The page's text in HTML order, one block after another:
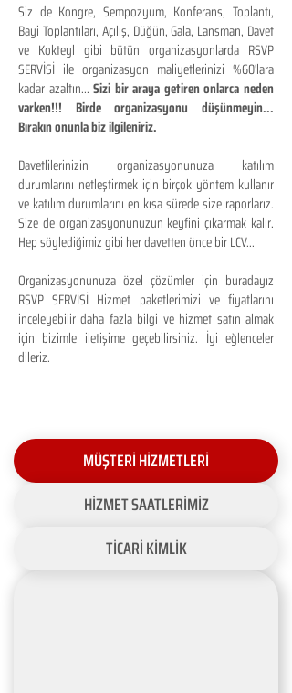
Siz de Kongre, Sempozyum, Konferans, Toplantı,
Bayi Toplantıları, Açılış, Düğün, Gala, Lansman, Davet
ve Kokteyl gibi bütün organizasyonlarda RSVP
SERVİSİ ile organizasyon maliyetlerinizi %60'lara
kadar azaltın...Sizi bir araya getiren onlarca neden
varken!!! Birde organizasyonu düşünmeyin...
Bırakın onunla biz ilgileniriz.
Davetlilerinizin organizasyonunuza katılım
durumlarını netleştirmek için birçok yöntem kullanır
ve katılım durumlarını en kısa sürede size raporlarız.
Size de organizasyonunuzun keyfini çıkarmak kalır.
Hep söylediğimiz gibi her davetten önce bir LCV...
Organizasyonunuza özel çözümler için buradayız
RSVP SERVİSİ Hizmet paketlerimizi ve fiyatlarını
inceleyebilir daha fazla bilgi ve hizmet satın almak
için bizimle iletişime geçebilirsiniz. İyi eğlenceler
dileriz.
MÜŞTERİ HİZMETLERİ
HİZMET SAATLERİMİZ
TİCARİ KİMLİK